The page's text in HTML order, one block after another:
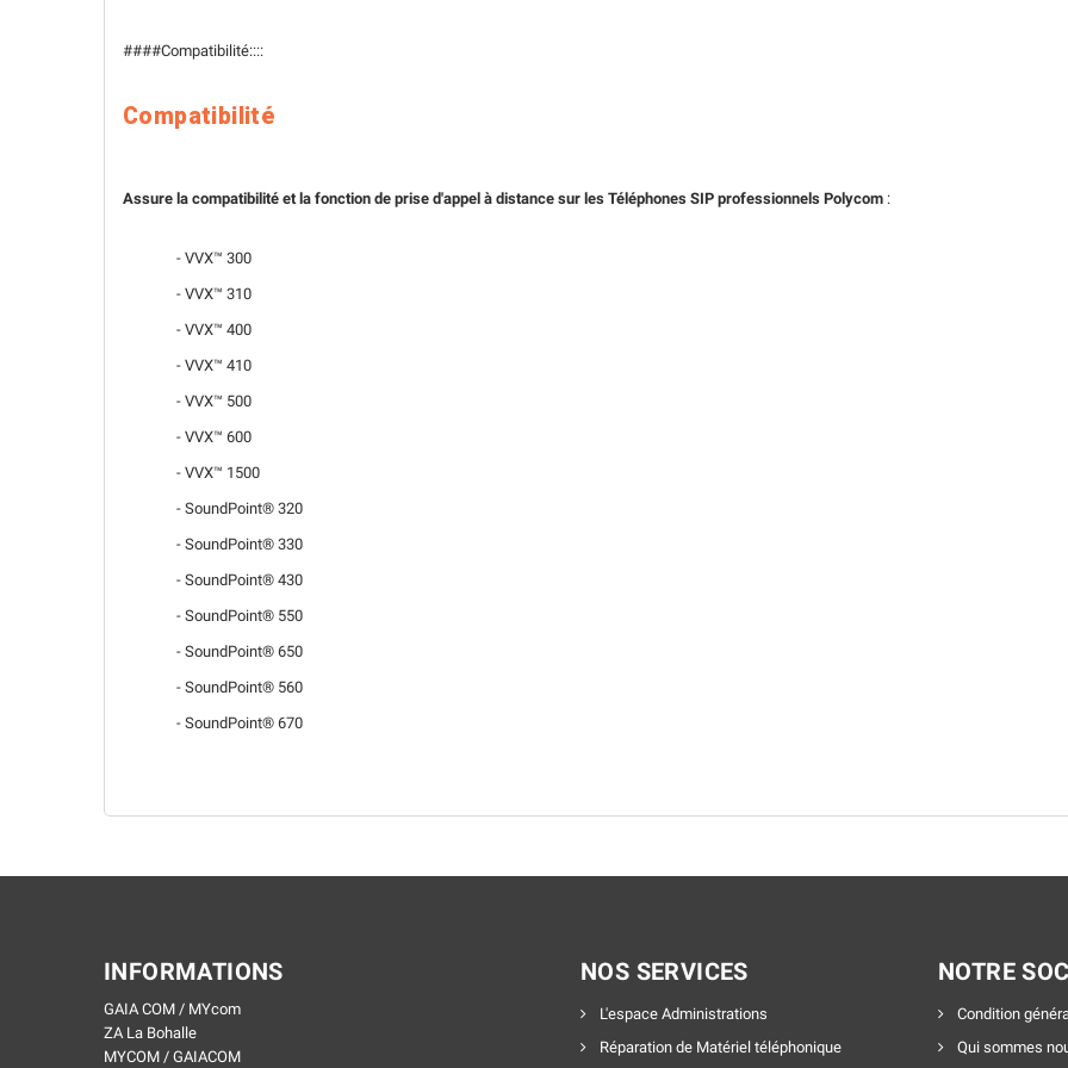
####Compatibilité::::
Compatibilité
Assure la compatibilité et la fonction de prise d'appel à distance sur les Téléphones SIP professionnels Polycom :
- VVX™ 300
- VVX™ 310
- VVX™ 400
- VVX™ 410
- VVX™ 500
- VVX™ 600
- VVX™ 1500
- SoundPoint® 320
- SoundPoint® 330
- SoundPoint® 430
- SoundPoint® 550
- SoundPoint® 650
- SoundPoint® 560
- SoundPoint® 670
INFORMATIONS
GAIA COM / MYcom
ZA La Bohalle
MYCOM / GAIACOM
NOS SERVICES
L'espace Administrations
Réparation de Matériel téléphonique
NOTRE
Condition
Qui sommes